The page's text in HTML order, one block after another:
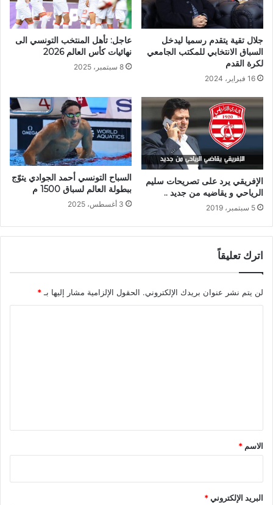
جلال تقية يتقدم رسميا ليدخل
السباق الانتخابي للمكتب الجامعي
لكرة القدم
16 فبراير، 2024
عاجل: تأهل المنتخب التونسي الى
نهائيات كأس العالم 2026
8 سبتمبر، 2025
الإفريقي يرد على تصريحات سليم
الرياحي و يقاضيه من جديد ..
5 سبتمبر، 2019
السباح التونسي أحمد الجوادي يتوّج
ببطولة العالم لسباق 1500 م
3 أغسطس، 2025
اترك تعليقاً
لن يتم نشر عنوان بريدك الإلكتروني. الحقول الإلزامية مشار إليها بـ *
*
الاسم *
البريد الإلكتروني*